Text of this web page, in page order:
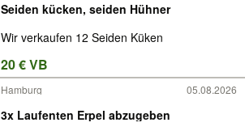
Seiden kücken, seiden Hühner
Wir verkaufen 12 Seiden Küken
20 € VB
Hamburg 05.08.2026
3x Laufenten Erpel abzugeben